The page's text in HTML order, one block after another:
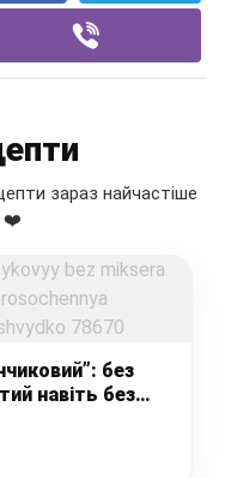
зараз найчастіше
❤️
без
навіть без
і готується